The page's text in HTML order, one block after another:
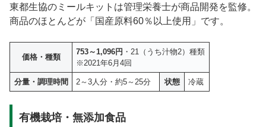
東都生協のミールキットは管理栄養士が商品開発を監修。
商品のほとんどが「国産原料60％以上使用」です。
価格・種類
753～1,096円 ・21（うち汁物2）種類
※2021年6月4回
分量・調理時間 2～3人分・約5～25分 状態 冷蔵
有機栽培・無添加食品